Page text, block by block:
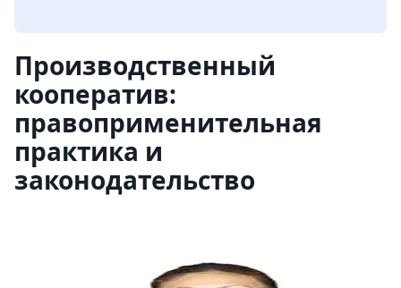
Производственный
кооператив:
правоприменительная
практика и
законодательство